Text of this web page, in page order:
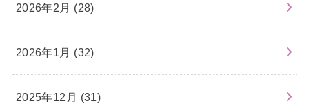
2026年2月 (28)
2026年1月 (32)
2025年12月 (31)